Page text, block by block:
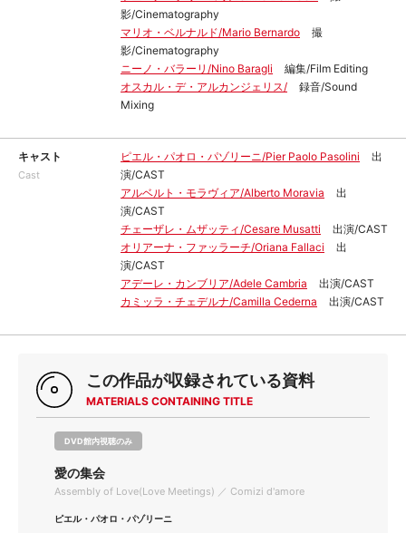
影/Cinematography
マリオ・ベルナルド/Mario Bernardo
撮
影/Cinematography
ニーノ・バラーリ/Nino Baragli
編集/Film Editing
オスカル・デ・アルカンジェリス/
録音/Sound
Mixing
キャスト
Cast
ピエル・パオロ・パゾリーニ/Pier Paolo Pasolini
出
演/CAST
アルベルト・モラヴィア/Alberto Moravia
出
演/CAST
チェーザレ・ムザッティ/Cesare Musatti
出演/CAST
オリアーナ・ファッラーチ/Oriana Fallaci
出
演/CAST
アデーレ・カンブリア/Adele Cambria
出演/CAST
カミッラ・チェデルナ/Camilla Cederna
出演/CAST
この作品が収録されている資料
MATERIALS CONTAINING TITLE
DVD館内視聴のみ
愛の集会
Assembly of Love(Love Meetings) ／ Comizi d'amore
ピエル・パオロ・パゾリーニ